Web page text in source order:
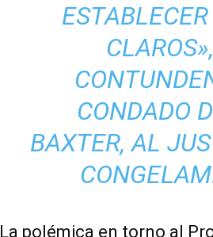
CONDADO
BAXTER, AL
La polémica en torno al